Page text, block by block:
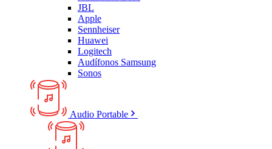
JBL
Apple
Sennheiser
Huawei
Logitech
Audífonos Samsung
Sonos
Audio Portable